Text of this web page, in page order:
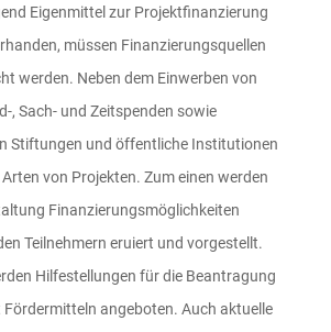
Eigenmittel zur Projektfinanzierung
müssen Finanzierungsquellen
werden. Neben dem Einwerben von
, Sach- und Zeitspenden sowie
Stiftungen und öffentliche Institutionen
von Projekten. Zum einen werden
Finanzierungsmöglichkeiten
Teilnehmern eruiert und vorgestellt.
Hilfestellungen für die Beantragung
Fördermitteln angeboten. Auch aktuelle